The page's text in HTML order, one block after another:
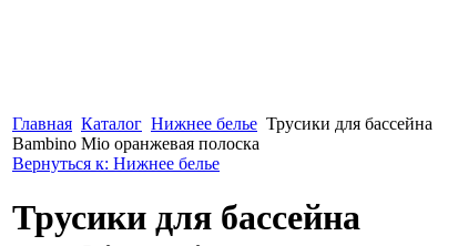
Главная Каталог Нижнее белье Трусики для бассейна
Bambino Mio оранжевая полоска
Вернуться к: Нижнее белье
Трусики для бассейна